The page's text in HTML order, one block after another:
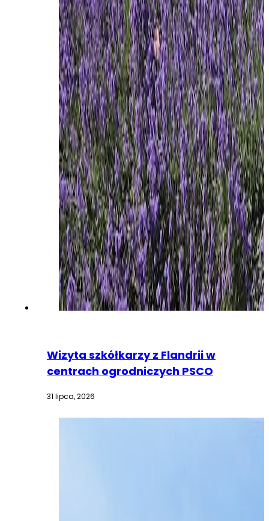
Wizyta szkółkarzy z Flandrii w
centrach ogrodniczych PSCO
31 lipca, 2026